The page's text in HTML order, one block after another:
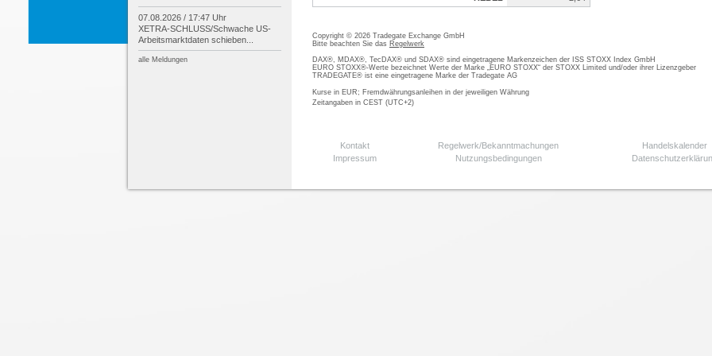
Copyright © 2026 Tradegate Exchange GmbH
Bitte beachten Sie das Regelwerk
DAX®, MDAX®, TecDAX® und SDAX® sind eingetragene Markenzeichen der ISS STOXX Index GmbH
EURO STOXX®-Werte bezeichnet Werte der Marke „EURO STOXX“ der STOXX Limited und/oder ihrer Lizenzgeber
TRADEGATE® ist eine eingetragene Marke der Tradegate AG
Kurse in EUR; Fremdwährungsanleihen in der jeweiligen Währung
Zeitangaben in CEST (UTC+2)
Kontakt Regelwerk/Bekanntmachungen
Handelskalender
Impressum
Nutzungsbedingungen
07.08.2026 / 17:47 Uhr
XETRA-SCHLUSS/Schwache US-
Arbeitsmarktdaten schieben...
alle Meldungen